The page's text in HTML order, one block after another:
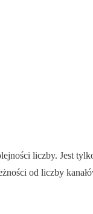
liczby. Jest
od liczby